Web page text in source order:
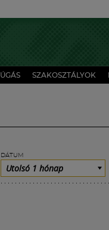
SZAKOSZTÁLYOK
DÁTUM
Utolsó 1 hónap